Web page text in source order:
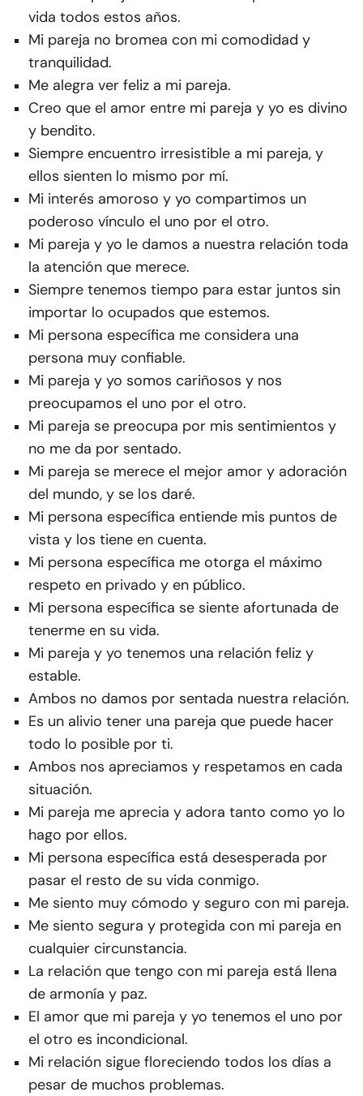
vida todos estos años.
Mi pareja no bromea con mi comodidad y
tranquilidad.
Me alegra ver feliz a mi pareja.
Creo que el amor entre mi pareja y yo es divino
y bendito.
Siempre encuentro irresistible a mi pareja, y
ellos sienten lo mismo por mí.
Mi interés amoroso y yo compartimos un
poderoso vínculo el uno por el otro.
Mi pareja y yo le damos a nuestra relación toda
la atención que merece.
Siempre tenemos tiempo para estar juntos sin
importar lo ocupados que estemos.
Mi persona específica me considera una
persona muy confiable.
Mi pareja y yo somos cariñosos y nos
preocupamos el uno por el otro.
Mi pareja se preocupa por mis sentimientos y
no me da por sentado.
Mi pareja se merece el mejor amor y adoración
del mundo, y se los daré.
Mi persona específica entiende mis puntos de
vista y los tiene en cuenta.
Mi persona específica me otorga el máximo
respeto en privado y en público.
Mi persona específica se siente afortunada de
tenerme en su vida.
Mi pareja y yo tenemos una relación feliz y
estable.
Ambos no damos por sentada nuestra relación.
Es un alivio tener una pareja que puede hacer
todo lo posible por ti.
Ambos nos apreciamos y respetamos en cada
situación.
Mi pareja me aprecia y adora tanto como yo lo
hago por ellos.
Mi persona específica está desesperada por
pasar el resto de su vida conmigo.
Me siento muy cómodo y seguro con mi pareja.
Me siento segura y protegida con mi pareja en
cualquier circunstancia.
La relación que tengo con mi pareja está llena
de armonía y paz.
El amor que mi pareja y yo tenemos el uno por
el otro es incondicional.
Mi relación sigue floreciendo todos los días a
pesar de muchos problemas.